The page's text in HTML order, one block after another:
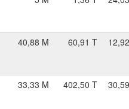
40,88 M 60,91 T
33,33 M 402,50 T